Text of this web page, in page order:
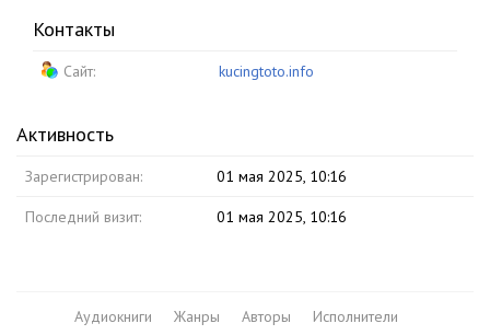
Контакты
Сайт: kucingtoto.info
Активность
Зарегистрирован: 01 мая 2025, 10:16
Последний визит: 01 мая 2025, 10:16
Аудиокниги Жанры Авторы
Исполнители